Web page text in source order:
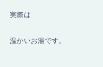
実際は
温かいお湯です。